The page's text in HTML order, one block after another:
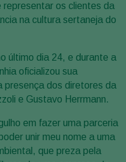
representar os clientes da
na cultura sertaneja do
último dia 24, e durante a
oficializou sua
presença dos diretores da
e Gustavo Herrmann.
em fazer uma parceria
unir meu nome a uma
que preza pela